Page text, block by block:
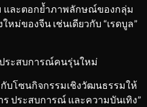
และตอกย้ำภาพลักษณ์ของกลุ่ม
ม่ของจีน เช่นเดียวกับ “เรดบูล”
ระสบการณ์คนรุ่นใหม่
มกับโซนกิจกรรมเชิงวัฒนธรรมให้
ประสบการณ์ และความบันเทิง”